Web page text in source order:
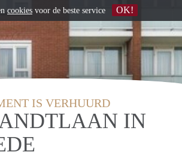
IS VERHUURD
IN
cookies voor de beste service OK!